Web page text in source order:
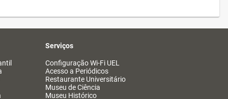
Serviços
Configuração Wi-Fi UEL
Acesso a Periódicos
Restaurante Universitário
Museu de Ciência
Museu Histórico